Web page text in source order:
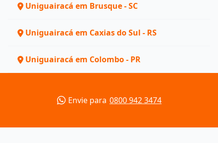
Uniguairacá em Brusque - SC
Uniguairacá em Caxias do Sul - RS
Uniguairacá em Colombo - PR
Envie para 0800 942 3474